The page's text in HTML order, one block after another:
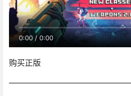
0:00 /0:00
购买正版